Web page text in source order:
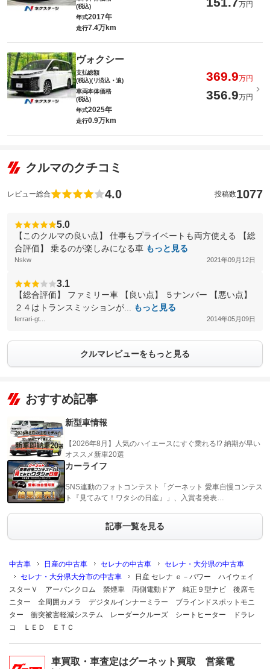
(税込)
万円
年式2017年
走行7.4万km
ヴォクシー
支払総額
(税込)(リ済込・追)
369.9万円
車両本体価格
(税込)
356.9万円
年式2025年
走行0.9万km
クルマのクチコミ
レビュー総合 4.0 投稿数1077
5.0
【このクルマの良い点】 仕事もプライベートも両方使える 【総
合評価】 乗るのが楽しみになる車 もっと見る
Nskw 2021年09月12日
3.1
【総合評価】 ファミリー車 【良い点】 ５ナンバー 【悪い点】
２４はトランスミッションが...
もっと見る
ferrari-gt... 2014年05月09日
クルマレビューをもっと見る
おすすめ記事
新型車情報
【2026年8月】人気のハイエースにすぐ乗れる!? 納期が早い
オススメ新車20選
カーライフ
SNS連動のフォトコンテスト「グーネット 愛車自慢コンテス
ト『見てみて！ワタシの日産』」、入賞者発表…
記事一覧を見る
中古車 日産の中古車 セレナの中古車
セレナ・大分県の中古車
セレナ・大分県大分市の中古車
日産 セレナ ｅ－パワー ハイウェイ
スターＶ アーバンクロム 禁煙車 両側電動ドア 純正９型ナビ 後席モ
ニター 全周囲カメラ デジタルインナーミラー ブラインドスポットモニ
ター 衝突被害軽減システム レーダークルーズ シートヒーター ドラレ
コ ＬＥＤ ＥＴＣ
車買取・車査定はグーネット買取 営業電